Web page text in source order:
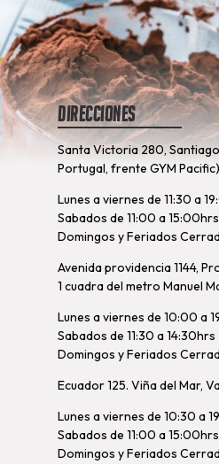
Direcciones
Santa Victoria 280,
Portugal, frente GYM
Lunes a viernes de 11:30 a
Sabados de 11:00 a 15:00hrs
Domingos y Feriados
Avenida providencia 1144,
1 cuadra del metro Manuel
Lunes a viernes de 10:00 a
Sabados de 11:30 a 14:30hrs
Domingos y Feriados
Ecuador 125. Viña del Mar,
Lunes a viernes de 10:30 a
Sabados de 11:00 a 15:00hrs
Domingos y Feriados